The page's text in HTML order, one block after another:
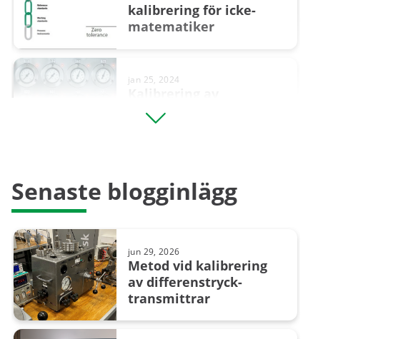
kalibrering för icke-
matematiker
jan 25, 2024
manometrar – 20 saker
man bör tänka på
Förståelse
för säkerhets­
dec 21, 2023
Kalibrering av
temperatursensorer
Senaste blogginlägg
jun 29, 2026
Metod vid kalibrering
av differenstryck­
transmittrar